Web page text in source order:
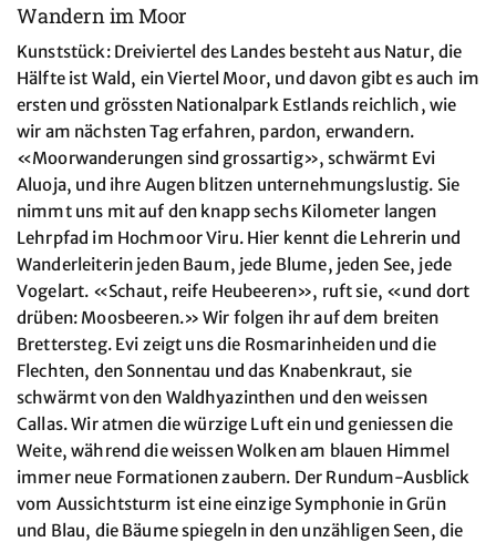
Wandern im Moor
Kunststück: Dreiviertel des Landes besteht aus Natur, die
Hälfte ist Wald, ein Viertel Moor, und davon gibt es auch im
ersten und grössten Nationalpark Estlands reichlich, wie
wir am nächsten Tag erfahren, pardon, erwandern.
«Moorwanderungen sind grossartig», schwärmt Evi
Aluoja, und ihre Augen blitzen unternehmungslustig. Sie
nimmt uns mit auf den knapp sechs Kilometer langen
Lehrpfad im Hochmoor Viru. Hier kennt die Lehrerin und
Wanderleiterin jeden Baum, jede Blume, jeden See, jede
Vogelart. «Schaut, reife Heubeeren», ruft sie, «und dort
drüben: Moosbeeren.» Wir folgen ihr auf dem breiten
Brettersteg. Evi zeigt uns die Rosmarinheiden und die
Flechten, den Sonnentau und das Knabenkraut, sie
schwärmt von den Waldhyazinthen und den weissen
Callas. Wir atmen die würzige Luft ein und geniessen die
Weite, während die weissen Wolken am blauen Himmel
immer neue Formationen zaubern. Der Rundum-Ausblick
vom Aussichtsturm ist eine einzige Symphonie in Grün
und Blau, die Bäume spiegeln in den unzähligen Seen, die